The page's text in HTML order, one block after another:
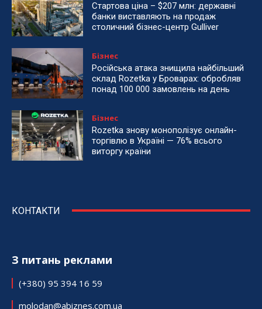
Стартова ціна – $207 млн: державні
банки виставляють на продаж
столичний бізнес-центр Gulliver
Бізнес
Російська атака знищила найбільший
склад Rozetka у Броварах: обробляв
понад 100 000 замовлень на день
Бізнес
Rozetka знову монополізує онлайн-
торгівлю в Україні — 76% всього
виторгу країни
КОНТАКТИ
З питань реклами
(+380) 95 394 16 59
molodan@abiznes.com.ua